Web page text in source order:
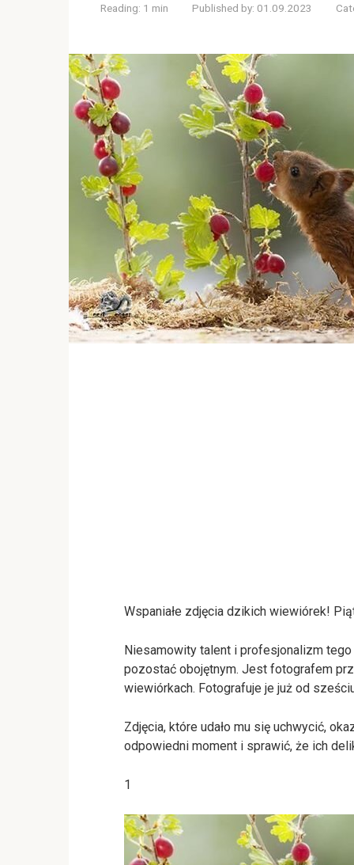
Reading: 1 min Published by: 01.09.2023
Wspaniałe zdjęcia dzikich wiewiórek!
Niesamowity talent i profesjonalizm
pozostać obojętnym. Jest fotografem
wiewiórkach. Fotografuje je już od
Zdjęcia, które udało mu się uchwycić,
odpowiedni moment i sprawić, że ich
1